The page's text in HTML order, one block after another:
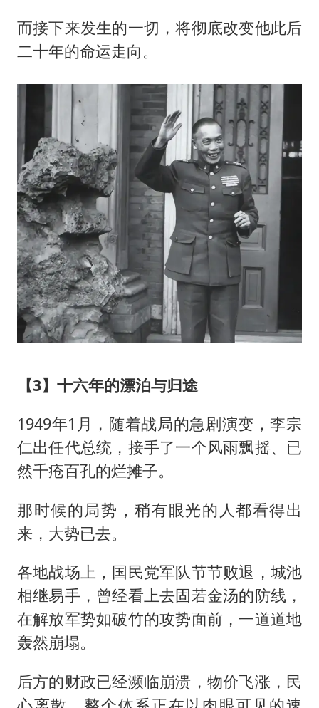
而接下来发生的一切，将彻底改变他此后
二十年的命运走向。
【3】十六年的漂泊与归途
1949年1月，随着战局的急剧演变，李宗
仁出任代总统，接手了一个风雨飘摇、已
然千疮百孔的烂摊子。
那时候的局势，稍有眼光的人都看得出
来，大势已去。
各地战场上，国民党军队节节败退，城池
相继易手，曾经看上去固若金汤的防线，
在解放军势如破竹的攻势面前，一道道地
轰然崩塌。
后方的财政已经濒临崩溃，物价飞涨，民